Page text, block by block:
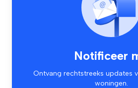
Notificeer
Ontvang rechtstreeks updates
woningen.